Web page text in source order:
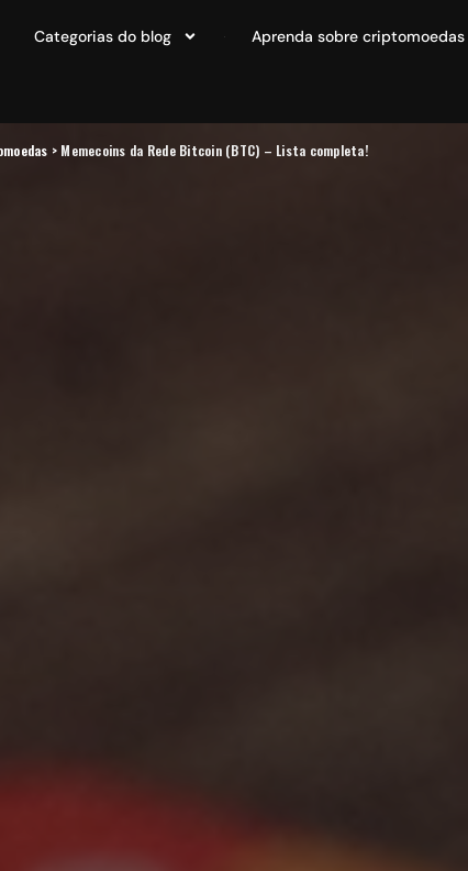
Categorias do blog Aprenda sobre criptomoedas
> Memecoins da Rede Bitcoin (BTC) – Lista completa!